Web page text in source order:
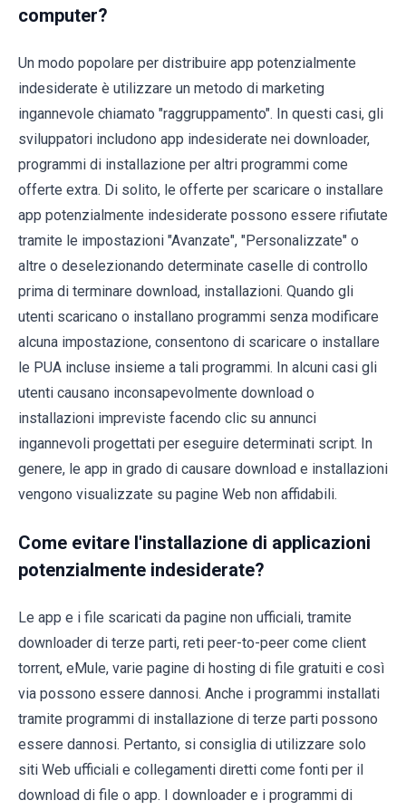
computer?
Un modo popolare per distribuire app potenzialmente
indesiderate è utilizzare un metodo di marketing
ingannevole chiamato "raggruppamento". In questi casi, gli
sviluppatori includono app indesiderate nei downloader,
programmi di installazione per altri programmi come
offerte extra. Di solito, le offerte per scaricare o installare
app potenzialmente indesiderate possono essere rifiutate
tramite le impostazioni "Avanzate", "Personalizzate" o
altre o deselezionando determinate caselle di controllo
prima di terminare download, installazioni. Quando gli
utenti scaricano o installano programmi senza modificare
alcuna impostazione, consentono di scaricare o installare
le PUA incluse insieme a tali programmi. In alcuni casi gli
utenti causano inconsapevolmente download o
installazioni impreviste facendo clic su annunci
ingannevoli progettati per eseguire determinati script. In
genere, le app in grado di causare download e installazioni
vengono visualizzate su pagine Web non affidabili.
Come evitare l'installazione di applicazioni
potenzialmente indesiderate?
Le app e i file scaricati da pagine non ufficiali, tramite
downloader di terze parti, reti peer-to-peer come client
torrent, eMule, varie pagine di hosting di file gratuiti e così
via possono essere dannosi. Anche i programmi installati
tramite programmi di installazione di terze parti possono
essere dannosi. Pertanto, si consiglia di utilizzare solo
siti Web ufficiali e collegamenti diretti come fonti per il
download di file o app. I downloader e i programmi di